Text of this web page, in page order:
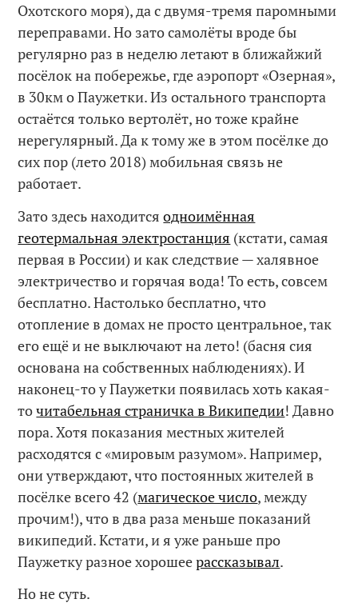
Охотского моря), да с двумя-тремя паромными
переправами. Но зато самолёты вроде бы
регулярно раз в неделю летают в ближайжий
посёлок на побережье, где аэропорт «Озерная»,
в 30км о Паужетки. Из остального транспорта
остаётся только вертолёт, но тоже крайне
нерегулярный. Да к тому же в этом посёлке до
сих пор (лето 2018) мобильная связь не
работает.
Зато здесь находитсяодноимённая
геотермальная электростанция (кстати, самая
первая в России) и как следствие — халявное
электричество и горячая вода! То есть, совсем
бесплатно. Настолько бесплатно, что
отопление в домах не просто центральное, так
его ещё и не выключают на лето! (басня сия
основана на собственных наблюдениях). И
наконец-то у Паужетки появилась хоть какая-
точитабельная страничка в Википедии! Давно
пора. Хотя показания местных жителей
расходятся с «мировым разумом». Например,
они утверждают, что постоянных жителей в
посёлке всего 42 (магическое число, между
прочим!), что в два раза меньше показаний
википедий. Кстати, и я уже раньше про
Паужетку разное хорошеерассказывал.
Но не суть.